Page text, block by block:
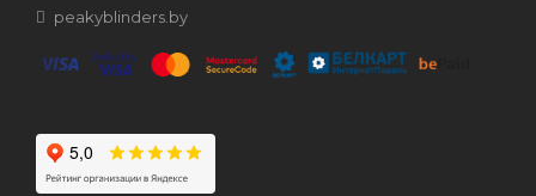
peakyblinders.by